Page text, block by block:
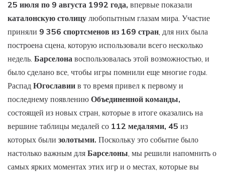
25 июля по 9 августа 1992 года, впервые показали
каталонскую столицу любопытным глазам мира. Участие
приняли 9 356 спортсменов из 169 стран , для них была
построена сцена, которую использовали всего несколько
недель. Барселона воспользовалась этой возможностью, и
было сделано все, чтобы игры помнили еще многие годы.
Распад Югославии в то время привел к первому и
последнему появлению Объединенной команды,
состоящей из новых стран, которые в итоге оказались на
вершине таблицы медалей со 112 медалями, 45 из
которых были золотыми. Поскольку это событие было
настолько важным для Барселоны , мы решили напомнить о
самых ярких моментах этих игр и о местах, которые вы